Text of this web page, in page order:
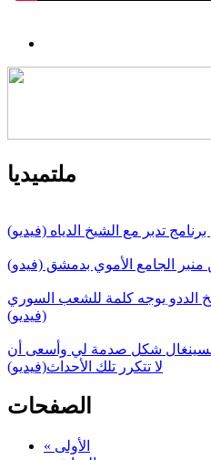
ملتميديا
تدبر مع الشيخ الدياه (فيديو)
منبر الجامع الأموي بدمشق (فيدو)
الددو يوجه كلمة للشعب السوري
(فيديو)
شكل صدمة لي وأسعى أن
لا تتكرر تلك الأحداث(فيديو)
الصفحات
« الأولى